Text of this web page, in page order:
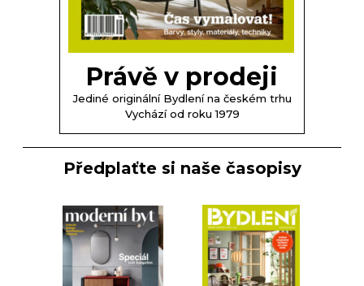
Právě v prodeji
Jediné originální Bydlení na českém trhu
Vychází od roku 1979
Předplaťte si naše časopisy